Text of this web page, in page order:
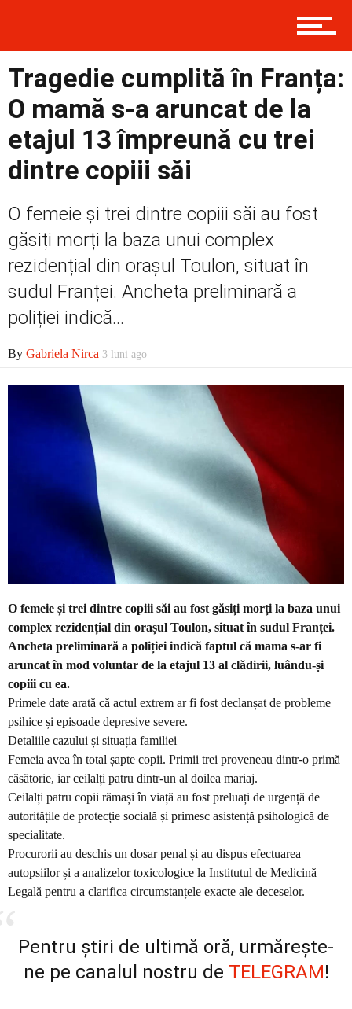
Prima
Politică
Externe
Tragedie cumplită în Franța:
O mamă s-a aruncat de la
etajul 13 împreună cu trei
dintre copiii săi
O femeie și trei dintre copiii săi au fost
găsiți morți la baza unui complex
rezidențial din orașul Toulon, situat în
sudul Franței. Ancheta preliminară a
poliției indică...
By Gabriela Nirca 3 luni ago
O femeie și trei dintre copiii săi au fost găsiți morți la baza unui
complex rezidențial din orașul Toulon, situat în sudul Franței.
Ancheta preliminară a poliției indică faptul că mama s-ar fi
aruncat în mod voluntar de la etajul 13 al clădirii, luându-și
copiii cu ea.
Primele date arată că actul extrem ar fi fost declanșat de probleme
psihice și episoade depresive severe.
Detaliile cazului și situația familiei
Femeia avea în total șapte copii. Primii trei proveneau dintr-o primă
căsătorie, iar ceilalți patru dintr-un al doilea mariaj.
Ceilalți patru copii rămași în viață au fost preluați de urgență de
autoritățile de protecție socială și primesc asistență psihologică de
specialitate.
Procurorii au deschis un dosar penal și au dispus efectuarea
autopsiilor și a analizelor toxicologice la Institutul de Medicină
Legală pentru a clarifica circumstanțele exacte ale deceselor.
Pentru știri de ultimă oră, urmărește-
ne pe canalul nostru de TELEGRAM!